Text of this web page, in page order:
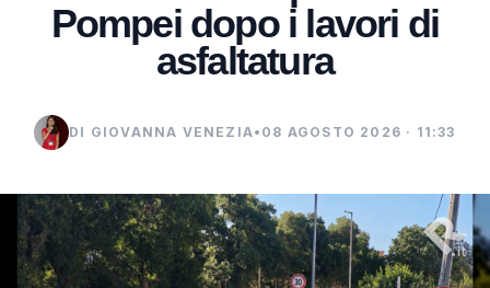
Pompei dopo i lavori di
asfaltatura
DI GIOVANNA VENEZIA• 08 AGOSTO 2026 · 11:33